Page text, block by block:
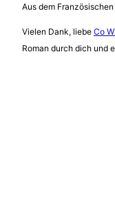
Aus dem
Vielen Dank, liebe Co
Roman durch dich und